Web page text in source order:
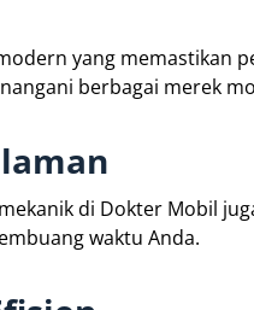
yang memastikan
berbagai merek
di Dokter Mobil
waktu Anda.